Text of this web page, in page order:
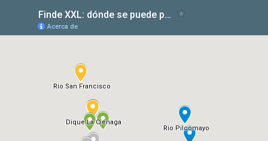
Rio Pilcomayo
Dique La Ciénaga
Rio San Francisco
Finde XXL: dónde se puede pescar el 21 de noviembre de 2020
Acerca de